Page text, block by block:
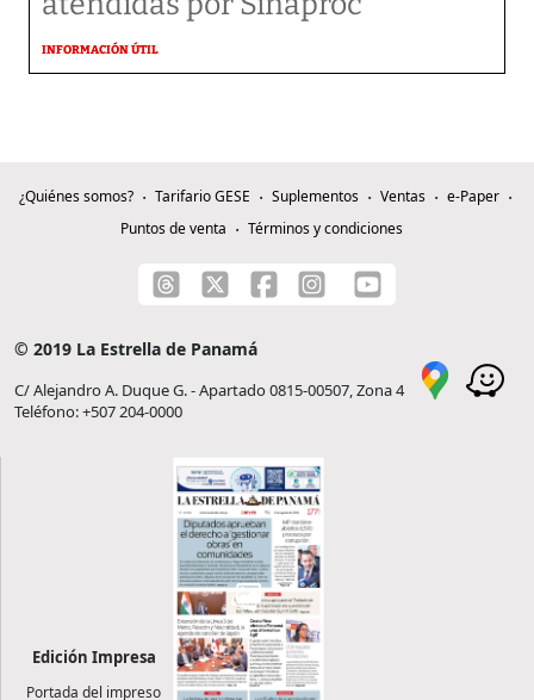
INFORMACIÓN ÚTIL
¿Quiénes somos? Tarifario GESE Suplementos Ventas
e-Paper
Puntos de venta
Términos y condiciones
© 2019 La Estrella de Panamá
C/ Alejandro A. Duque G. - Apartado 0815-00507, Zona 4
Teléfono: +507 204-0000
Edición Impresa
Portada del impreso